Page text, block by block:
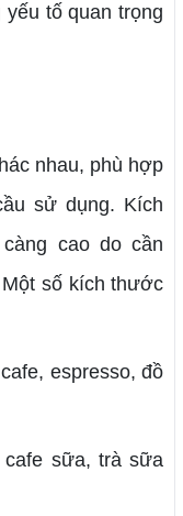
tố quan trọng
nhau, phù hợp
sử dụng. Kích
cao do cần
số kích thước
espresso, đồ
sữa, trà sữa